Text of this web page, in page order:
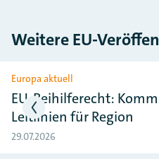
Weitere EU-
Slider überspringen
Europa aktuell
EU-Beihilferecht:
Leitlinien für Region
29.07.2026